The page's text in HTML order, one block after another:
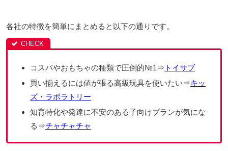
各社の特徴を簡単にまとめると以下の通りです。
コスパやおもちゃの種類で圧倒的№1⇒ トイサブ
買い揃えるには値が張る高級玩具を使いたい⇒キッ
ズ・ラボラトリー
知育特化や発達に不安のある子向けプランが気にな
る⇒チャチャチャ